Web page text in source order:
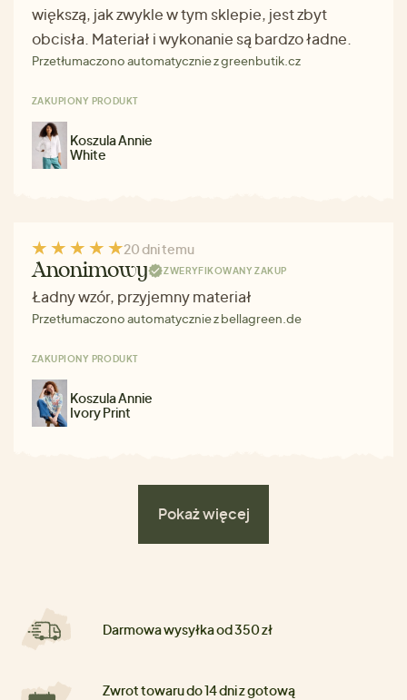
większą, jak zwykle w tym sklepie, jest zbyt
obcisła. Materiał i wykonanie są bardzo ładne.
Przetłumaczono automatycznie z greenbutik.cz
ZAKUPIONY PRODUKT
Koszula Annie
White
20 dni temu
Anonimowy ZWERYFIKOWANY ZAKUP
Ładny wzór, przyjemny materiał
Przetłumaczono automatycznie z bellagreen.de
ZAKUPIONY PRODUKT
Koszula Annie
Ivory Print
Pokaż więcej
Darmowa wysyłka od 350 zł
Zwrot towaru do 14 dni z gotową